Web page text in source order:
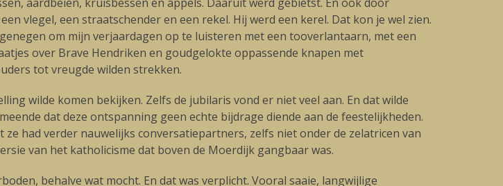
vlegel, een straatschender en een rekel. Hij werd een kerel. Dat kon je wel zien.
om mijn verjaardagen op te luisteren met een tooverlantaarn, met een
over Brave Hendriken en goudgelokte oppassende knapen met
tot vreugde wilden strekken.
wilde komen bekijken. Zelfs de jubilaris vond er niet veel aan. En dat wilde
dat deze ontspanning geen echte bijdrage diende aan de feestelijkheden.
had verder nauwelijks conversatiepartners, zelfs niet onder de zelatricen van
van het katholicisme dat boven de Moerdijk gangbaar was.
behalve wat mocht. En dat was verplicht. Vooral saaie, langwijlige